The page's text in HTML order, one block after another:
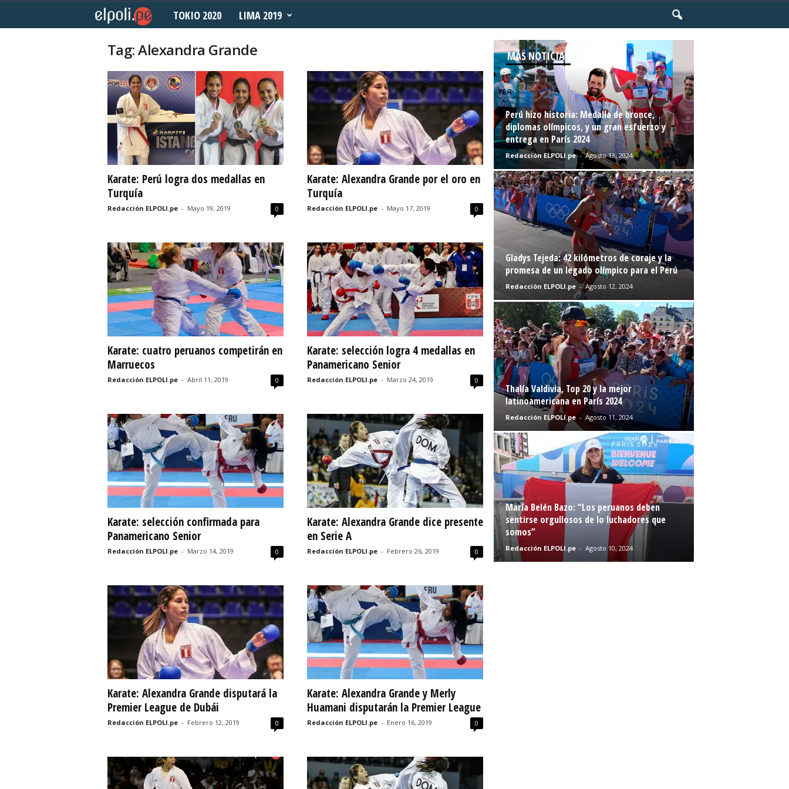
o
l
i
o
r
t
i
v
o
TOKIO 2020 LIMA 2019
Tag: Alexandra Grande
Karate: Perú logra dos medallas en
Turquía
Redacción ELPOLI.pe - Mayo 19, 2019 0
Karate: Alexandra Grande por el oro en
Turquía
Redacción ELPOLI.pe - Mayo 17, 2019 0
Karate: cuatro peruanos competirán en
Marruecos
Redacción ELPOLI.pe - Abril 11, 2019 0
Karate: selección logra 4 medallas en
Panamericano Senior
Redacción ELPOLI.pe - Marzo 24, 2019 0
Karate: selección confirmada para
Panamericano Senior
Redacción ELPOLI.pe - Marzo 14, 2019 0
Karate: Alexandra Grande dice presente
en Serie A
Redacción ELPOLI.pe - Febrero 26, 2019 0
Karate: Alexandra Grande disputará la
Premier League de Dubái
Redacción ELPOLI.pe - Febrero 12, 2019 0
Karate: Alexandra Grande y Merly
Huamani disputarán la Premier League
Redacción ELPOLI.pe - Enero 16, 2019 0
MÁS NOTICIAS
Perú hizo historia: Medalla de bronce,
diplomas olímpicos, y un gran esfuerzo y
entrega en París 2024
Redacción ELPOLI.pe - Agosto 13, 2024
Gladys Tejeda: 42 kilómetros de coraje y la
promesa de un legado olímpico para el Perú
Redacción ELPOLI.pe - Agosto 12, 2024
Thalía Valdivia, Top 20 y la mejor
latinoamericana en París 2024
Redacción ELPOLI.pe - Agosto 11, 2024
María Belén Bazo: “Los peruanos deben
sentirse orgullosos de lo luchadores que
somos”
Redacción ELPOLI.pe - Agosto 10, 2024